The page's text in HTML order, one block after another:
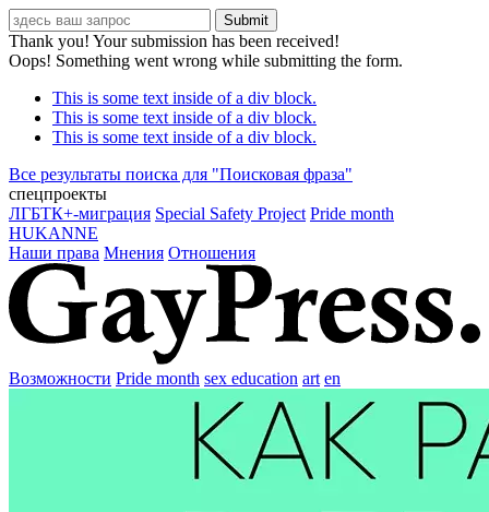
Thank you! Your submission has been received!
Oops! Something went wrong while submitting the form.
This is some text inside of a div block.
This is some text inside of a div block.
This is some text inside of a div block.
Все результаты поиска для "Поисковая фраза"
спецпроекты
ЛГБТК+-миграция Special Safety Project Pride month
HUKANNE
Наши права Мнения Отношения
Возможности Pride month sex education art en